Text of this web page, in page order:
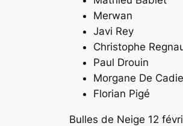
Merwan
Javi Rey
Christophe
Paul Drouin
Morgane De
Florian Pigé
Bulles de Neige 12